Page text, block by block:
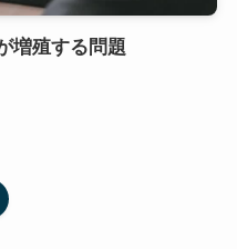
増殖する問題